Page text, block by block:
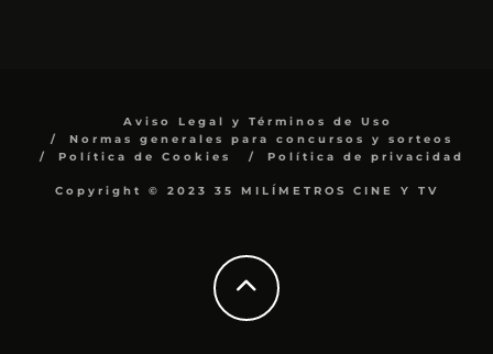
Aviso Legal y Términos de Uso
Normas generales para concursos y sorteos
Política de Cookies
Política de privacidad
Copyright © 2023 35 MILÍMETROS CINE Y TV